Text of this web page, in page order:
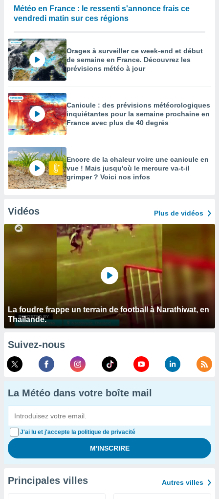
Météo en France : le ressenti s'annonce frais ce
vendredi matin sur ces régions
Orages à surveiller ce week-end et début
de semaine en France. Découvrez les
prévisions météo à jour
Canicule : des prévisions météorologiques
inquiétantes pour la semaine prochaine en
France avec plus de 40 degrés
Encore de la chaleur voire une canicule en
vue ! Mais jusqu'où le mercure va-t-il
grimper ? Voici nos infos
Vidéos Plus de vidéos
La foudre frappe un terrain de football à Narathiwat, en
Thaïlande.
Suivez-nous
La Météo dans votre boîte mail
J'ai lu et j'accepte la politique de privacité
Principales villes Autres villes